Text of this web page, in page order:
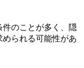
のことが多く、隠
られる可能性があ